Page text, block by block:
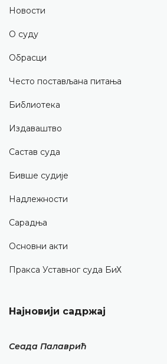
Новости
О суду
Обрасци
Често постављана питања
Библиотека
Издаваштво
Састав суда
Бивше судије
Надлежности
Сарадња
Основни акти
Пракса Уставног суда БиХ
Најновији садржај
Сеада Палаврић